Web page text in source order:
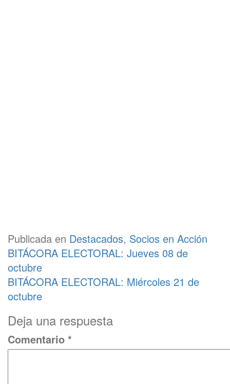
Publicada en Destacados, Socios en Acción
Navegación
de
entradas
BITÁCORA ELECTORAL: Jueves 08 de
octubre
BITÁCORA ELECTORAL: Miércoles 21 de
octubre
Deja una respuesta
Comentario *